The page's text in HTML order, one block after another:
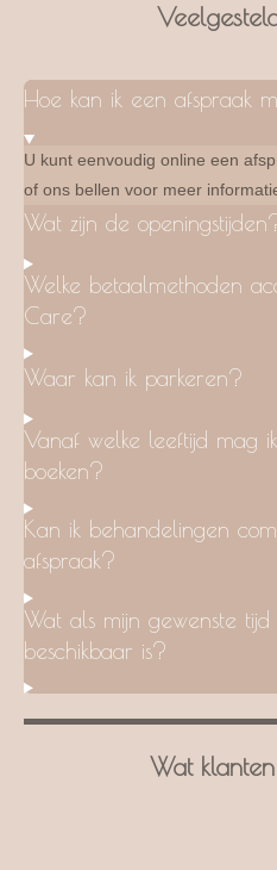
Hoe kan ik een afspraak
U kunt eenvoudig online een
of ons bellen voor meer
Wat zijn de
Welke betaalmethoden
Care?
Waar kan ik parkeren?
Vanaf welke leeftijd mag
boeken?
Kan ik behandelingen
afspraak?
Wat als mijn gewenste
beschikbaar is?
Wat